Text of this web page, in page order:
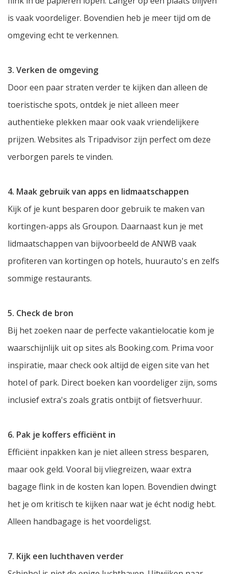
is vaak voordeliger. Bovendien heb je meer tijd om de
omgeving echt te verkennen.
3. Verken de omgeving
Door een paar straten verder te kijken dan alleen de
toeristische spots, ontdek je niet alleen meer
authentieke plekken maar ook vaak vriendelijkere
prijzen. Websites als Tripadvisor zijn perfect om deze
verborgen parels te vinden.
4. Maak gebruik van apps en lidmaatschappen
Kijk of je kunt besparen door gebruik te maken van
kortingen-apps als Groupon. Daarnaast kun je met
lidmaatschappen van bijvoorbeeld de ANWB vaak
profiteren van kortingen op hotels, huurauto's en zelfs
sommige restaurants.
5. Check de bron
Bij het zoeken naar de perfecte vakantielocatie kom je
waarschijnlijk uit op sites als Booking.com. Prima voor
inspiratie, maar check ook altijd de eigen site van het
hotel of park. Direct boeken kan voordeliger zijn, soms
inclusief extra's zoals gratis ontbijt of fietsverhuur.
6. Pak je koffers efficiënt in
Efficiënt inpakken kan je niet alleen stress besparen,
maar ook geld. Vooral bij vliegreizen, waar extra
bagage flink in de kosten kan lopen. Bovendien dwingt
het je om kritisch te kijken naar wat je écht nodig hebt.
Alleen handbagage is het voordeligst.
7. Kijk een luchthaven verder